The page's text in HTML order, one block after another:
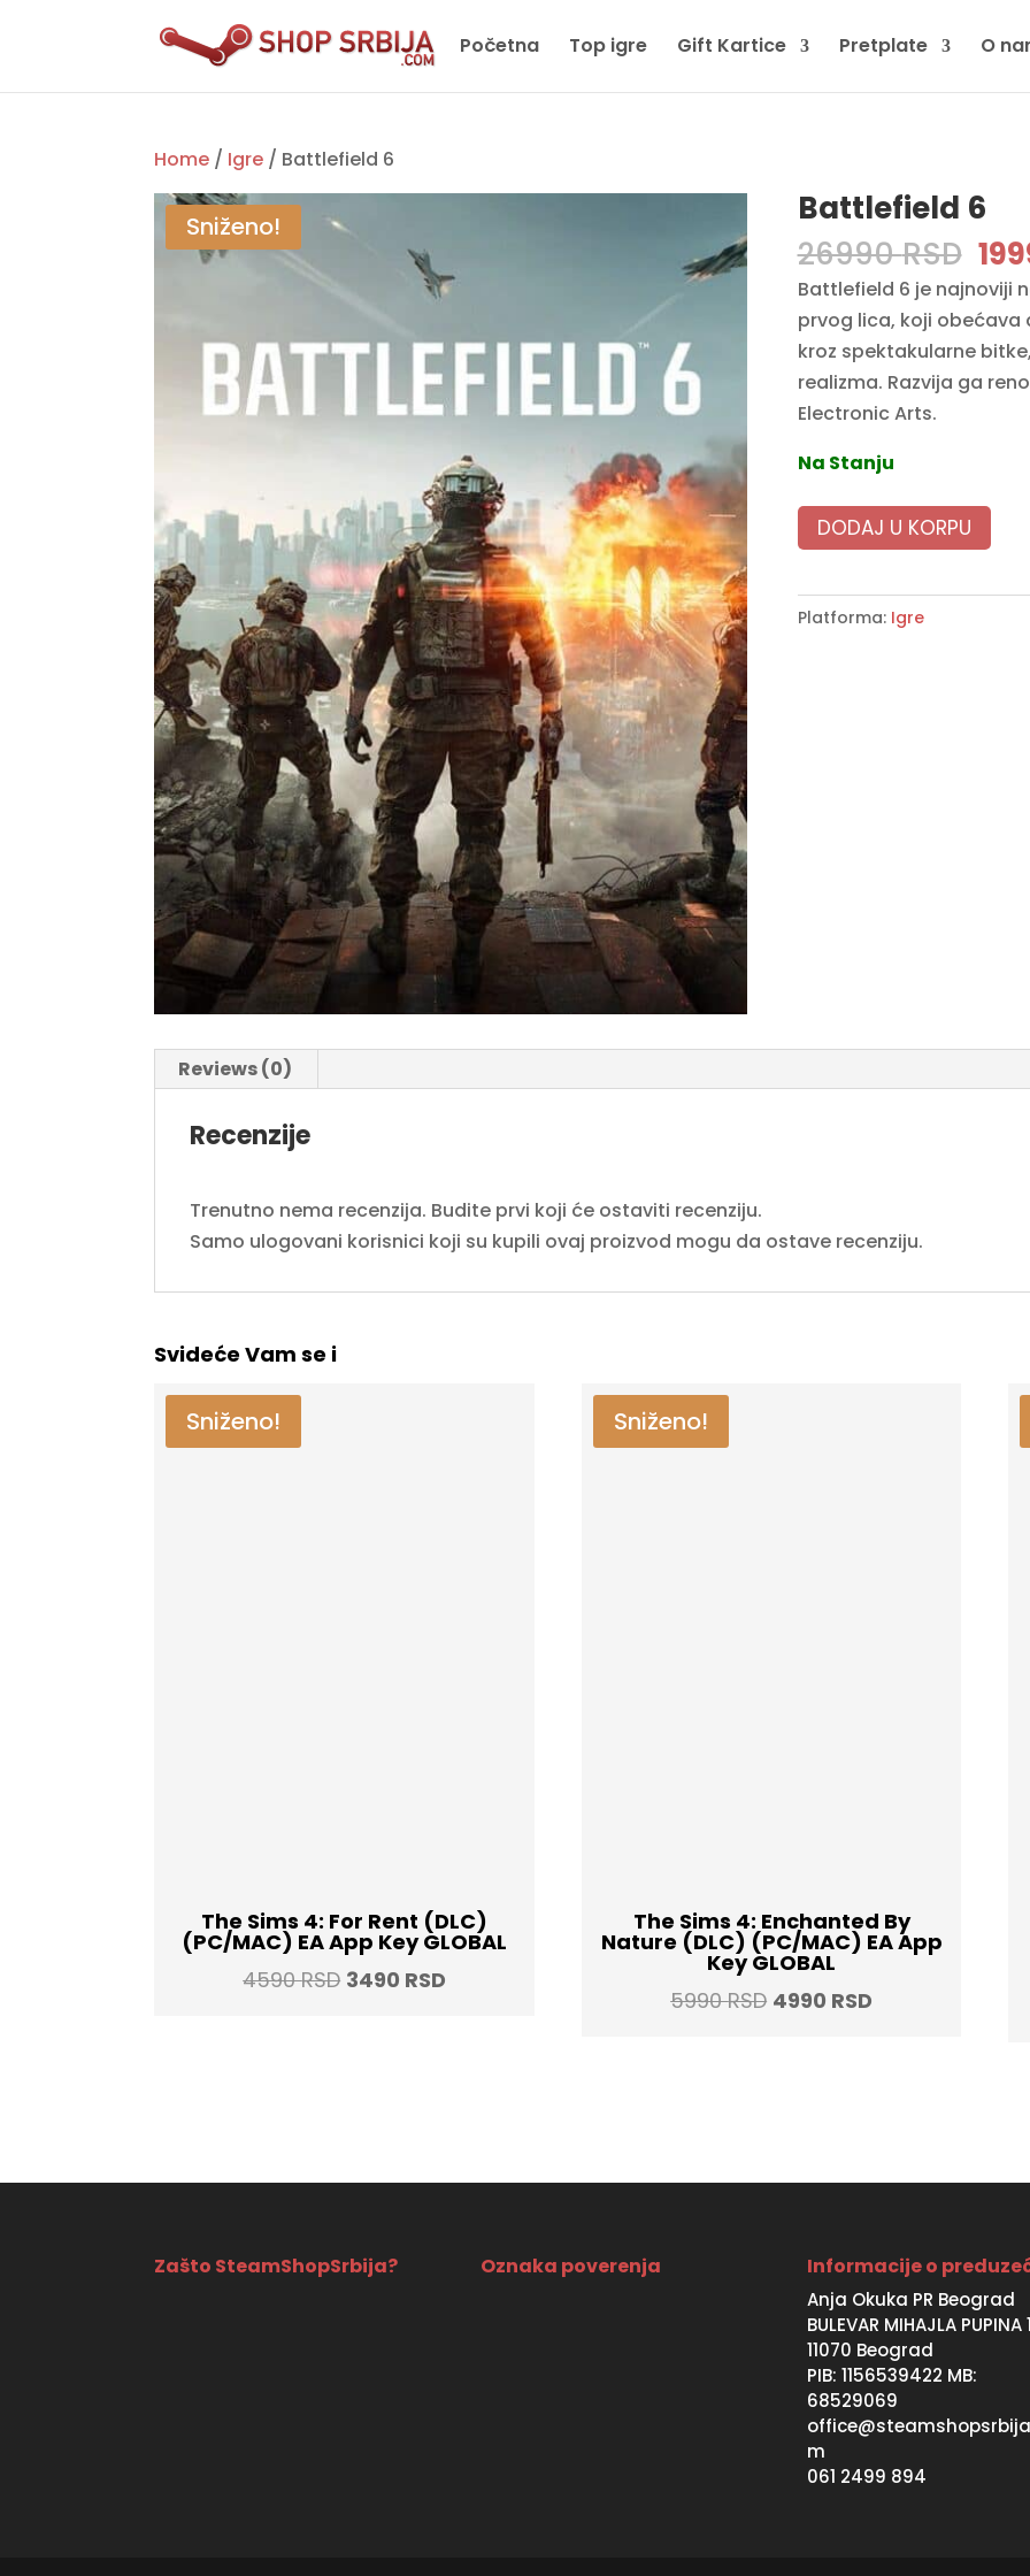
Početna Top igre Gift Kartice Pretplate O
Home / Igre / Battlefield 6
Sniženo!
Battlefield 6
26990RSD
Battlefield 6 je najnoviji
prvog lica, koji
kroz spektakularne
realizma. Razvija ga
Electronic Arts.
Na Stanju
DODAJ U KORPU
Platforma: Igre
Reviews (0)
Recenzije
Trenutno nema recenzija. Budite prvi koji će ostaviti recenziju.
Samo ulogovani korisnici koji su kupili ovaj proizvod mogu da ostave recenziju.
Svideće Vam se i
Sniženo!
The Sims 4: For Rent (DLC)
(PC/MAC) EA App Key GLOBAL
4590RSD Original
3490 RSD
Sniženo!
The Sims 4: Enchanted By
Nature (DLC) (PC/MAC) EA App
Key GLOBAL
5990RSD Original
4990 RSD
Zašto SteamShopSrbija? Oznaka poverenja Informacije o
Anja Okuka PR Beograd
BULEVAR MIHAJLA PUPINA
11070 Beograd
PIB: 1156539422 MB:
68529069
m
061 2499 894